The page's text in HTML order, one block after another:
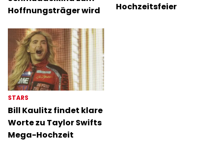
Hoffnungsträger wird
Hochzeitsfeier
STARS
Bill Kaulitz findet klare
Worte zu Taylor Swifts
Mega-Hochzeit